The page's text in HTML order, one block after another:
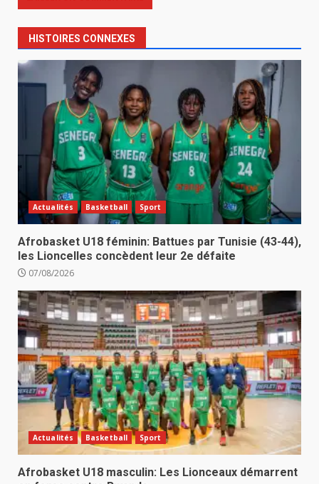
HISTOIRES CONNEXES
Actualités Basketball Sport
Afrobasket U18 féminin: Battues par Tunisie (43-44),
les Lioncelles concèdent leur 2e défaite
07/08/2026
Actualités Basketball Sport
Afrobasket U18 masculin: Les Lionceaux démarrent